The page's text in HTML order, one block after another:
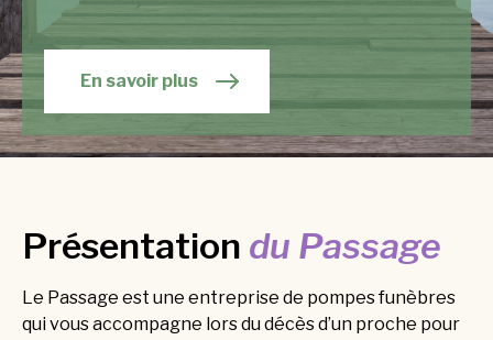
En savoir plus
Présentation du Passage
Le Passage est une entreprise de pompes funèbres
qui vous accompagne lors du décès d’un proche pour